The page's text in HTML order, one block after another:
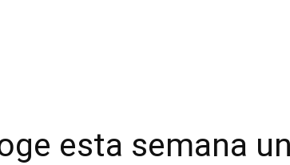
esta semana